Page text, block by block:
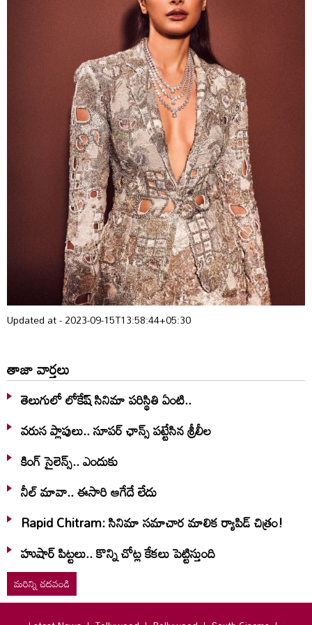
Updated at - 2023-09-15T13:58:44+05:30
తాజా వార్తలు
తెలుగులో లోకేష్ సినిమా పరిస్థితి ఏంటి..
వరుస ప్లాపులు.. సూపర్ ఛాన్స్ పట్టేసిన శ్రీలీల
కింగ్ సైలెన్స్.. ఎందుకు
నీల్ మావా.. ఈసారి ఆగేదే లేదు
Rapid Chitram: సినిమా సమాచార మాలిక ర్యాపిడ్ చిత్రం!
హుషార్‌ పిట్టలు.. కొన్ని చోట్ల కేకలు పెట్టిస్తుంది
మరిన్ని చదవండి